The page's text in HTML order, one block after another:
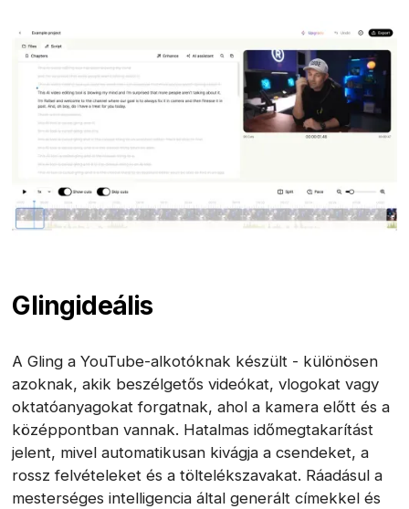
Glingideális
A Gling a YouTube-alkotóknak készült - különösen
azoknak, akik beszélgetős videókat, vlogokat vagy
oktatóanyagokat forgatnak, ahol a kamera előtt és a
középpontban vannak. Hatalmas időmegtakarítást
jelent, mivel automatikusan kivágja a csendeket, a
rossz felvételeket és a töltelékszavakat. Ráadásul a
mesterséges intelligencia által generált címekkel és